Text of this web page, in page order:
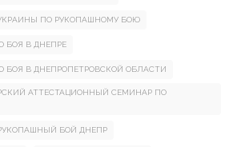
ПО РУКОПАШНОМУ БОЮ
БОЯ В ДНЕПРЕ
БОЯ В ДНЕПРОПЕТРОВСКОЙ ОБЛАСТИ
АТТЕСТАЦИОННЫЙ СЕМИНАР ПО
БОЙ ДНЕПР